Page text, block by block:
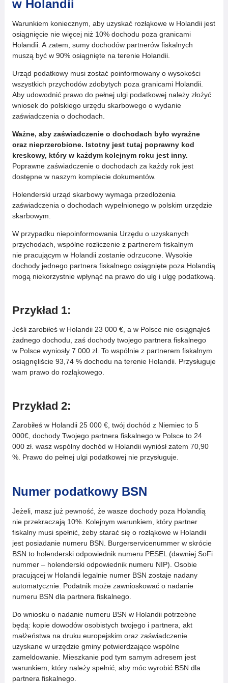
w Holandii
Warunkiem koniecznym, aby uzyskać rozłąkowe w Holandii jest
osiągnięcie nie więcej niż 10% dochodu poza granicami
Holandii. A zatem, sumy dochodów partnerów fiskalnych
muszą być w 90% osiągnięte na terenie Holandii.
Urząd podatkowy musi zostać poinformowany o wysokości
wszystkich przychodów zdobytych poza granicami Holandii.
Aby udowodnić prawo do pełnej ulgi podatkowej należy złożyć
wniosek do polskiego urzędu skarbowego o wydanie
zaświadczenia o dochodach.
Ważne, aby zaświadczenie o dochodach było wyraźne
oraz nieprzerobione. Istotny jest tutaj poprawny kod
kreskowy, który w każdym kolejnym roku jest inny.
Poprawne zaświadczenie o dochodach za każdy rok jest
dostępne w naszym komplecie dokumentów.
Holenderski urząd skarbowy wymaga przedłożenia
zaświadczenia o dochodach wypełnionego w polskim urzędzie
skarbowym.
W przypadku niepoinformowania Urzędu o uzyskanych
przychodach, wspólne rozliczenie z partnerem fiskalnym
nie pracującym w Holandii zostanie odrzucone. Wysokie
dochody jednego partnera fiskalnego osiągnięte poza Holandią
mogą niekorzystnie wpłynąć na prawo do ulg i ulgę podatkową.
Przykład 1:
Jeśli zarobiłeś w Holandii 23 000 €, a w Polsce nie osiągnąłeś
żadnego dochodu, zaś dochody twojego partnera fiskalnego
w Polsce wyniosły 7 000 zł. To wspólnie z partnerem fiskalnym
osiągnęliście 93,74 % dochodu na terenie Holandii. Przysługuje
wam prawo do rozłąkowego.
Przykład 2:
Zarobiłeś w Holandii 25 000 €, twój dochód z Niemiec to 5
000€, dochody Twojego partnera fiskalnego w Polsce to 24
000 zł. wasz wspólny dochód w Holandii wyniósł zatem 70,90
%. Prawo do pełnej ulgi podatkowej nie przysługuje.
Numer podatkowy BSN
Jeżeli, masz już pewność, że wasze dochody poza Holandią
nie przekraczają 10%. Kolejnym warunkiem, który partner
fiskalny musi spełnić, żeby starać się o rozłąkowe w Holandii
jest posiadanie numeru BSN. Burgerservicenummer w skrócie
BSN to holenderski odpowiednik numeru PESEL (dawniej SoFi
nummer – holenderski odpowiednik numeru NIP). Osobie
pracującej w Holandii legalnie numer BSN zostaje nadany
automatycznie. Podatnik może zawnioskować o nadanie
numeru BSN dla partnera fiskalnego.
Do wniosku o nadanie numeru BSN w Holandii potrzebne
będą: kopie dowodów osobistych twojego i partnera, akt
małżeństwa na druku europejskim oraz zaświadczenie
uzyskane w urzędzie gminy potwierdzające wspólne
zameldowanie. Mieszkanie pod tym samym adresem jest
warunkiem, który należy spełnić, aby móc wyrobić BSN dla
partnera fiskalnego.